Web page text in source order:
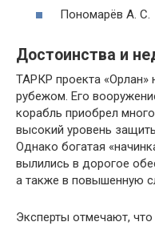
Пономарёв А. С.
Достоинства и
ТАРКР проекта «Орлан»
рубежом. Его
корабль приобрел
высокий уровень
Однако богатая
вылились в дорогое
а также в повышенную
Эксперты отмечают,